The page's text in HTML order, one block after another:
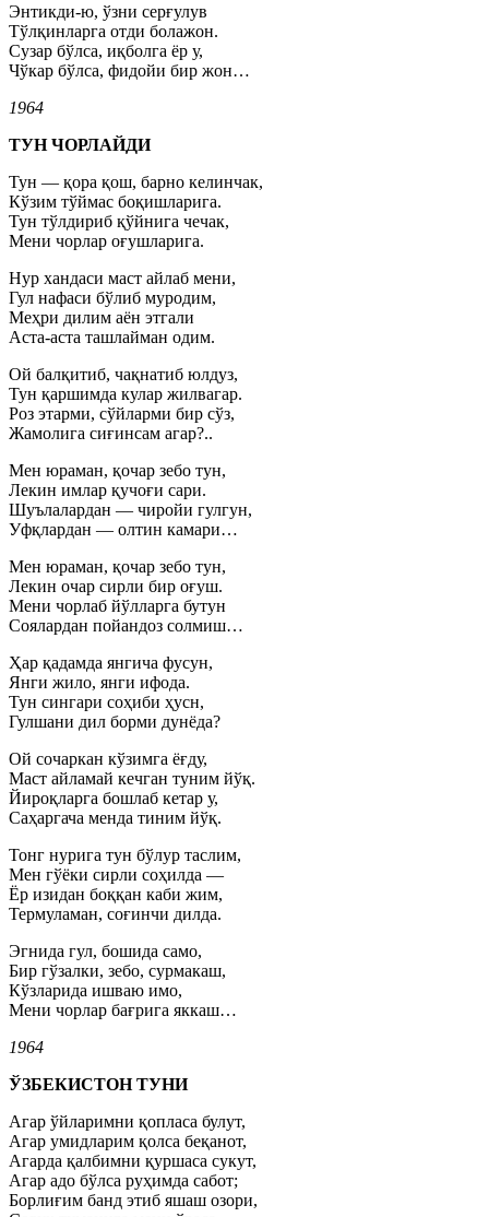
Энтикди-ю, ўзни серғулув
Тўлқинларга отди болажон.
Сузар бўлса, иқболга ёр у,
Чўкар бўлса, фидойи бир жон…
1964
ТУН ЧОРЛАЙДИ
Тун — қора қош, барно келинчак,
Кўзим тўймас боқишларига.
Тун тўлдириб қўйнига чечак,
Мени чорлар оғушларига.
Нур хандаси маст айлаб мени,
Гул нафаси бўлиб муродим,
Меҳри дилим аён этгали
Аста-аста ташлайман одим.
Ой балқитиб, чақнатиб юлдуз,
Тун қаршимда кулар жилвагар.
Роз этарми, сўйларми бир сўз,
Жамолига сиғинсам агар?..
Мен юраман, қочар зебо тун,
Лекин имлар қучоғи сари.
Шуълалардан — чиройи гулгун,
Уфқлардан — олтин камари…
Мен юраман, қочар зебо тун,
Лекин очар сирли бир оғуш.
Мени чорлаб йўлларга бутун
Соялардан пойандоз солмиш…
Ҳар қадамда янгича фусун,
Янги жило, янги ифода.
Тун сингари соҳиби ҳусн,
Гулшани дил борми дунёда?
Ой сочаркан кўзимга ёғду,
Маст айламай кечган туним йўқ.
Йироқларга бошлаб кетар у,
Саҳаргача менда тиним йўқ.
Тонг нурига тун бўлур таслим,
Мен гўёки сирли соҳилда —
Ёр изидан боққан каби жим,
Термуламан, соғинчи дилда.
Эгнида гул, бошида само,
Бир гўзалки, зебо, сурмакаш,
Кўзларида ишваю имо,
Мени чорлар бағрига яккаш…
1964
ЎЗБЕКИСТОН ТУНИ
Агар ўйларимни қопласа булут,
Агар умидларим қолса беқанот,
Агарда қалбимни қуршаса сукут,
Агар адо бўлса руҳимда сабот;
Борлиғим банд этиб яшаш озори,